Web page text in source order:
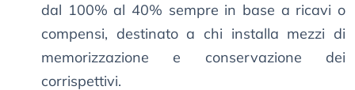
dal 100% al 40% sempre in base a ricavi o
compensi, destinato a chi installa mezzi di
memorizzazione e conservazione dei
corrispettivi.